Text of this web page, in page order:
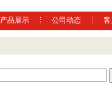
产品展示 公司动态 客